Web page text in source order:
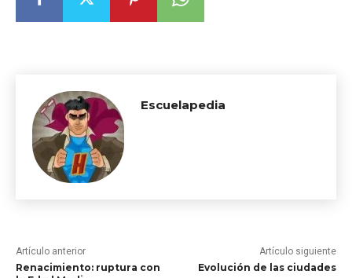
Escuelapedia
Artículo anterior
Renacimiento: ruptura con
Artículo siguiente
Evolución de las ciudades